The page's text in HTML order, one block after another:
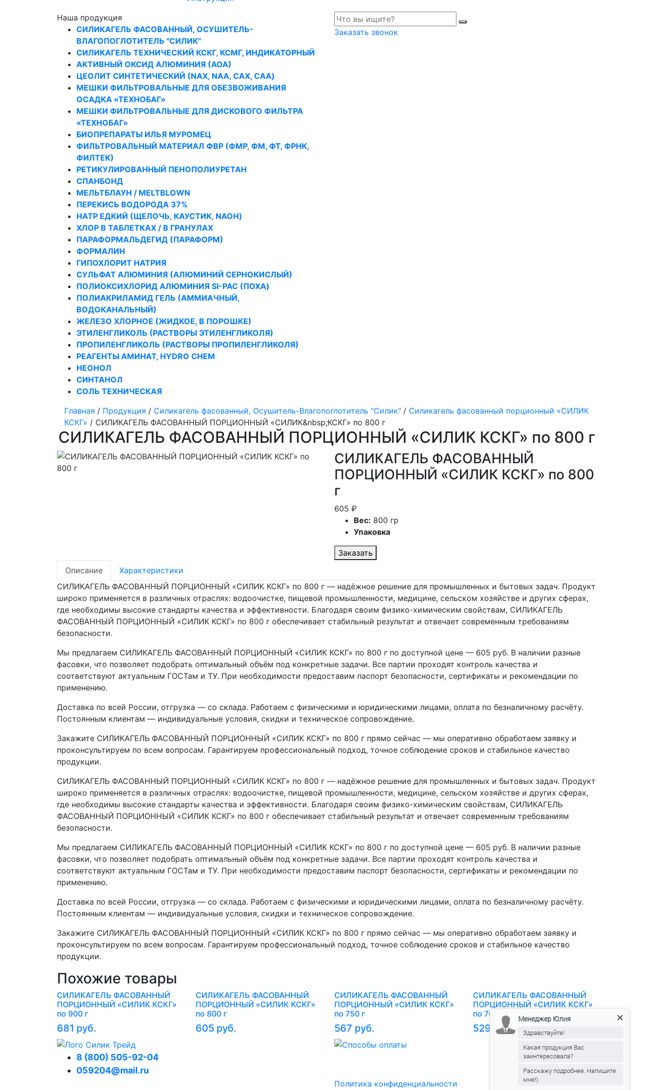
Наша продукция
СИЛИКАГЕЛЬ ФАСОВАННЫЙ, ОСУШИТЕЛЬ-
ВЛАГОПОГЛОТИТЕЛЬ "СИЛИК"
СИЛИКАГЕЛЬ ТЕХНИЧЕСКИЙ КСКГ, КСМГ, ИНДИКАТОРНЫЙ
АКТИВНЫЙ ОКСИД АЛЮМИНИЯ (АОА)
ЦЕОЛИТ СИНТЕТИЧЕСКИЙ (NAX, NAA, CAX, CAA)
МЕШКИ ФИЛЬТРОВАЛЬНЫЕ ДЛЯ ОБЕЗВОЖИВАНИЯ
ОСАДКА «ТЕХНОБАГ»
МЕШКИ ФИЛЬТРОВАЛЬНЫЕ ДЛЯ ДИСКОВОГО ФИЛЬТРА
«ТЕХНОБАГ»
БИОПРЕПАРАТЫ ИЛЬЯ МУРОМЕЦ
ФИЛЬТРОВАЛЬНЫЙ МАТЕРИАЛ ФВР (ФМР, ФМ, ФТ, ФРНК,
ФИЛТЕК)
РЕТИКУЛИРОВАННЫЙ ПЕНОПОЛИУРЕТАН
СПАНБОНД
МЕЛЬТБЛАУН / MELTBLOWN
ПЕРЕКИСЬ ВОДОРОДА 37%
НАТР ЕДКИЙ (ЩЕЛОЧЬ, КАУСТИК, NAOH)
ХЛОР В ТАБЛЕТКАХ / В ГРАНУЛАХ
ПАРАФОРМАЛЬДЕГИД (ПАРАФОРМ)
ФОРМАЛИН
ГИПОХЛОРИТ НАТРИЯ
СУЛЬФАТ АЛЮМИНИЯ (АЛЮМИНИЙ СЕРНОКИСЛЫЙ)
ПОЛИОКСИХЛОРИД АЛЮМИНИЯ SI-PAC (ПОХА)
ПОЛИАКРИЛАМИД ГЕЛЬ (АММИАЧНЫЙ,
ВОДОКАНАЛЬНЫЙ)
ЖЕЛЕЗО ХЛОРНОЕ (ЖИДКОЕ, В ПОРОШКЕ)
ЭТИЛЕНГЛИКОЛЬ (РАСТВОРЫ ЭТИЛЕНГЛИКОЛЯ)
ПРОПИЛЕНГЛИКОЛЬ (РАСТВОРЫ ПРОПИЛЕНГЛИКОЛЯ)
РЕАГЕНТЫ АМИНАТ, HYDRO CHEM
НЕОНОЛ
СИНТАНОЛ
СОЛЬ ТЕХНИЧЕСКАЯ
Заказать звонок
Главная / Продукция / Силикагель фасованный, Осушитель-Влагопоглотитель "Силик" / Силикагель фасованный порционный «СИЛИК
КСКГ» / СИЛИКАГЕЛЬ ФАСОВАННЫЙ ПОРЦИОННЫЙ «СИЛИК&nbsp;КСКГ» по 800 г
СИЛИКАГЕЛЬ ФАСОВАННЫЙ ПОРЦИОННЫЙ «СИЛИК КСКГ» по 800 г
СИЛИКАГЕЛЬ ФАСОВАННЫЙ
ПОРЦИОННЫЙ «СИЛИК КСКГ» по 800
г
605 ₽
Вес: 800 гр
Упаковка
Заказать
Описание
Характеристики
СИЛИКАГЕЛЬ ФАСОВАННЫЙ ПОРЦИОННЫЙ «СИЛИК КСКГ» по 800 г — надёжное решение для промышленных и бытовых задач. Продукт
широко применяется в различных отраслях: водоочистке, пищевой промышленности, медицине, сельском хозяйстве и других сферах,
где необходимы высокие стандарты качества и эффективности. Благодаря своим физико-химическим свойствам, СИЛИКАГЕЛЬ
ФАСОВАННЫЙ ПОРЦИОННЫЙ «СИЛИК КСКГ» по 800 г обеспечивает стабильный результат и отвечает современным требованиям
безопасности.
Мы предлагаем СИЛИКАГЕЛЬ ФАСОВАННЫЙ ПОРЦИОННЫЙ «СИЛИК КСКГ» по 800 г по доступной цене — 605 руб. В наличии разные
фасовки, что позволяет подобрать оптимальный объём под конкретные задачи. Все партии проходят контроль качества и
соответствуют актуальным ГОСТам и ТУ. При необходимости предоставим паспорт безопасности, сертификаты и рекомендации по
применению.
Доставка по всей России, отгрузка — со склада. Работаем с физическими и юридическими лицами, оплата по безналичному расчёту.
Постоянным клиентам — индивидуальные условия, скидки и техническое сопровождение.
Закажите СИЛИКАГЕЛЬ ФАСОВАННЫЙ ПОРЦИОННЫЙ «СИЛИК КСКГ» по 800 г прямо сейчас — мы оперативно обработаем заявку и
проконсультируем по всем вопросам. Гарантируем профессиональный подход, точное соблюдение сроков и стабильное качество
продукции.
СИЛИКАГЕЛЬ ФАСОВАННЫЙ ПОРЦИОННЫЙ «СИЛИК КСКГ» по 800 г — надёжное решение для промышленных и бытовых задач. Продукт
широко применяется в различных отраслях: водоочистке, пищевой промышленности, медицине, сельском хозяйстве и других сферах,
где необходимы высокие стандарты качества и эффективности. Благодаря своим физико-химическим свойствам, СИЛИКАГЕЛЬ
ФАСОВАННЫЙ ПОРЦИОННЫЙ «СИЛИК КСКГ» по 800 г обеспечивает стабильный результат и отвечает современным требованиям
безопасности.
Мы предлагаем СИЛИКАГЕЛЬ ФАСОВАННЫЙ ПОРЦИОННЫЙ «СИЛИК КСКГ» по 800 г по доступной цене — 605 руб. В наличии разные
фасовки, что позволяет подобрать оптимальный объём под конкретные задачи. Все партии проходят контроль качества и
соответствуют актуальным ГОСТам и ТУ. При необходимости предоставим паспорт безопасности, сертификаты и рекомендации по
применению.
Доставка по всей России, отгрузка — со склада. Работаем с физическими и юридическими лицами, оплата по безналичному расчёту.
Постоянным клиентам — индивидуальные условия, скидки и техническое сопровождение.
Закажите СИЛИКАГЕЛЬ ФАСОВАННЫЙ ПОРЦИОННЫЙ «СИЛИК КСКГ» по 800 г прямо сейчас — мы оперативно обработаем заявку и
проконсультируем по всем вопросам. Гарантируем профессиональный подход, точное соблюдение сроков и стабильное качество
продукции.
Похожие товары
СИЛИКАГЕЛЬ ФАСОВАННЫЙ
ПОРЦИОННЫЙ «СИЛИК КСКГ»
по 900 г
681 руб.
СИЛИКАГЕЛЬ ФАСОВАННЫЙ
ПОРЦИОННЫЙ «СИЛИК КСКГ»
по 800 г
605 руб.
СИЛИКАГЕЛЬ ФАСОВАННЫЙ
ПОРЦИОННЫЙ «СИЛИК КСКГ»
по 750 г
567 руб.
СИЛИКАГЕЛЬ ФАСОВАННЫЙ
ПОРЦИОННЫЙ «СИЛИК КСКГ»
по 700 г
529 руб.
8 (800) 505-92-04
059204@mail.ru
Политика конфиденциальности
Менеджер Юлия
Здравствуйте!
Какая продукция Вас
заинтересовала?
Расскажу подробнее. Напишите
мне!)